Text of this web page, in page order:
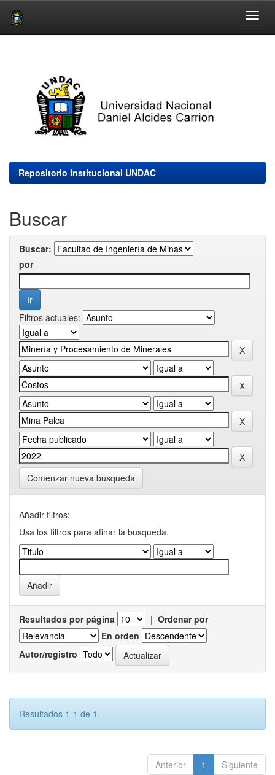
Repositorio Institucional UNDAC
Buscar
Buscar:
por
Filtros actuales:
Comenzar nueva busqueda
Añadir filtros:
Usa los filtros para afinar la busqueda.
Resultados por página | Ordenar por
En orden
Autor/registro
Resultados 1-1 de 1.
Anterior 1 Siguiente